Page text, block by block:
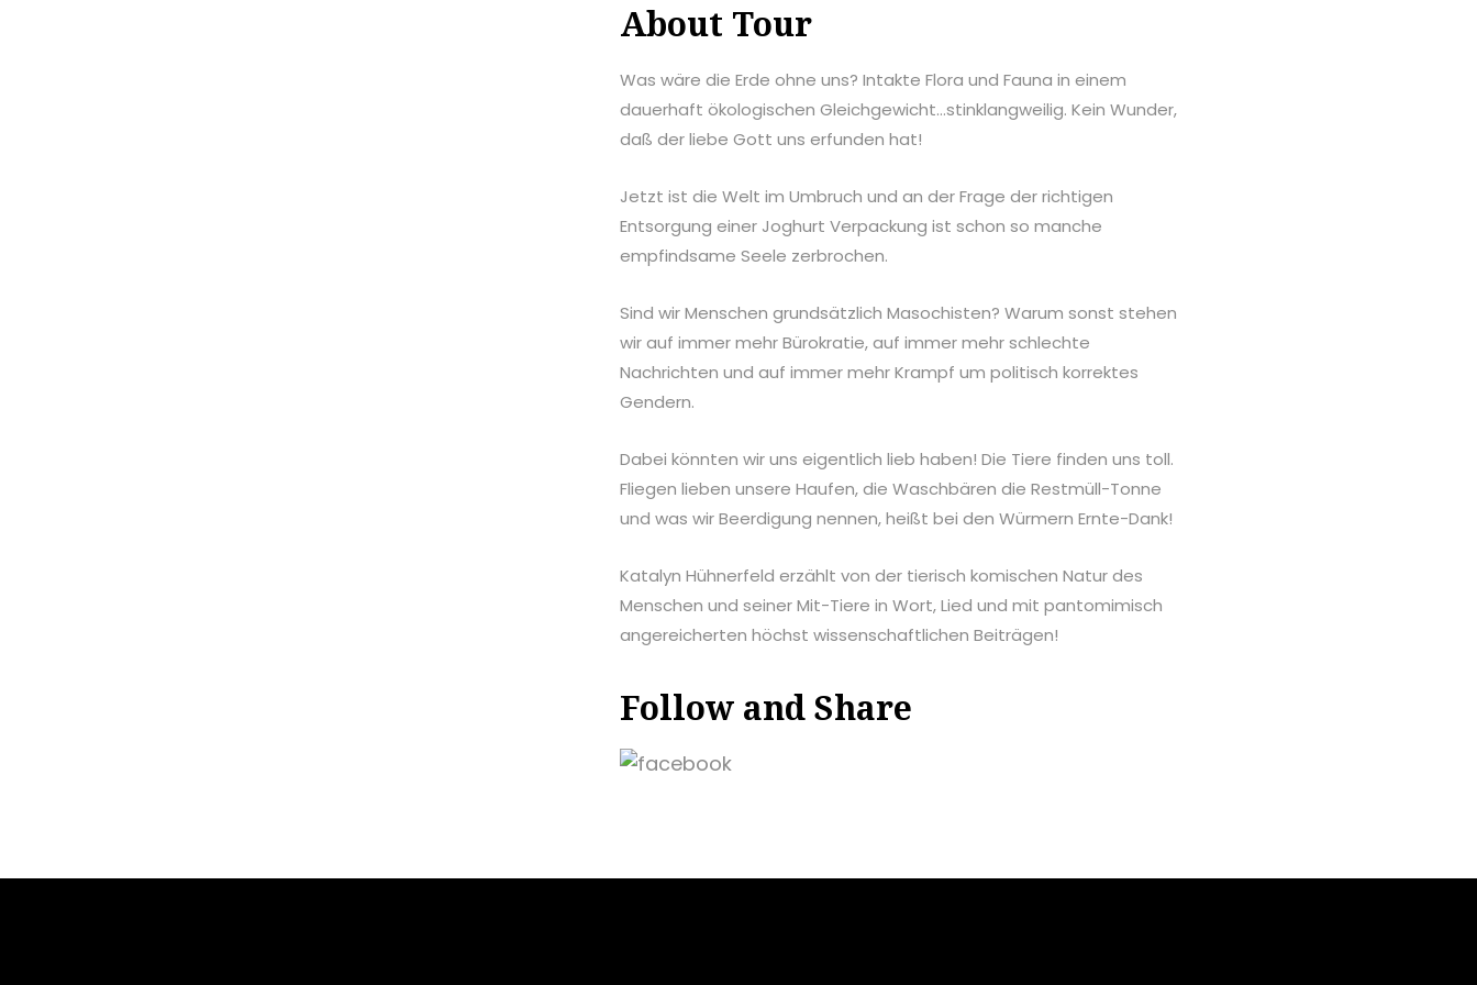
About Tour
Was wäre die Erde ohne uns? Intakte Flora und Fauna in einem
dauerhaft ökologischen Gleichgewicht…stinklangweilig. Kein Wunder,
daß der liebe Gott uns erfunden hat!
Jetzt ist die Welt im Umbruch und an der Frage der richtigen
Entsorgung einer Joghurt Verpackung ist schon so manche
empfindsame Seele zerbrochen.
Sind wir Menschen grundsätzlich Masochisten? Warum sonst stehen
wir auf immer mehr Bürokratie, auf immer mehr schlechte
Nachrichten und auf immer mehr Krampf um politisch korrektes
Gendern.
Dabei könnten wir uns eigentlich lieb haben! Die Tiere finden uns toll.
Fliegen lieben unsere Haufen, die Waschbären die Restmüll-Tonne
und was wir Beerdigung nennen, heißt bei den Würmern Ernte-Dank!
Katalyn Hühnerfeld erzählt von der tierisch komischen Natur des
Menschen und seiner Mit-Tiere in Wort, Lied und mit pantomimisch
angereicherten höchst wissenschaftlichen Beiträgen!
Follow and Share